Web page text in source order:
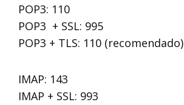
POP3: 110
POP3 + SSL: 995
POP3 + TLS: 110 (recomendado)
IMAP: 143
IMAP + SSL: 993